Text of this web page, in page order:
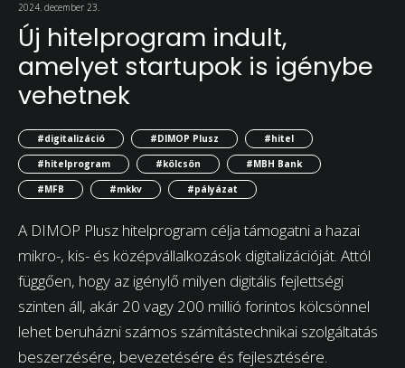
2024. december 23.
Új hitelprogram indult,
amelyet startupok is igénybe
vehetnek
#digitalizáció #DIMOP Plusz
#hitel
#hitelprogram
#kölcsön
#MBH Bank
#MFB
#mkkv #pályázat
A DIMOP Plusz hitelprogram célja támogatni a hazai
mikro-, kis- és középvállalkozások digitalizációját. Attól
függően, hogy az igénylő milyen digitális fejlettségi
szinten áll, akár 20 vagy 200 millió forintos kölcsönnel
lehet beruházni számos számítástechnikai szolgáltatás
beszerzésére, bevezetésére és fejlesztésére.